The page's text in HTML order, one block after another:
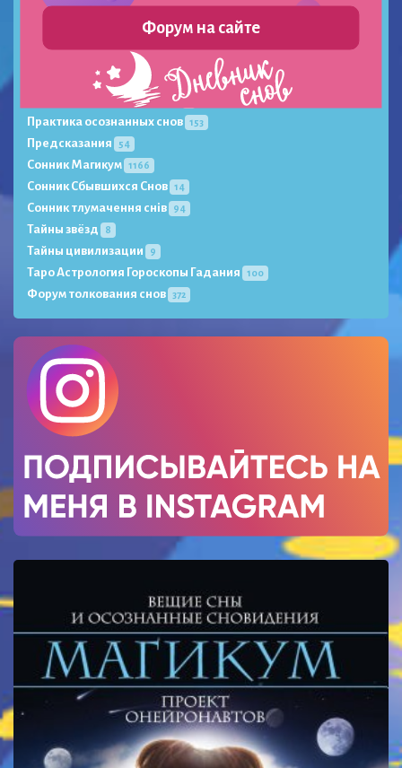
Семья
Перекресток Миров Книга 7
Практика осознанных снов 153
Предсказания 54
Сонник Магикум 1166
Сонник Сбывшихся Снов 14
Сонник тлумачення снів 94
Тайны звёзд 8
Тайны цивилизации 9
Таро Астрология Гороскопы Гадания 100
Форум толкования снов 372
Форум на сайте